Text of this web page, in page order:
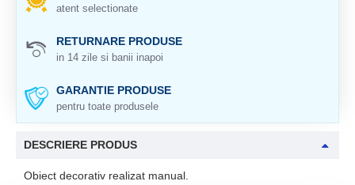
atent selectionate
RETURNARE PRODUSE
in 14 zile si banii inapoi
GARANTIE PRODUSE
pentru toate produsele
DESCRIERE PRODUS
Obiect decorativ realizat manual.